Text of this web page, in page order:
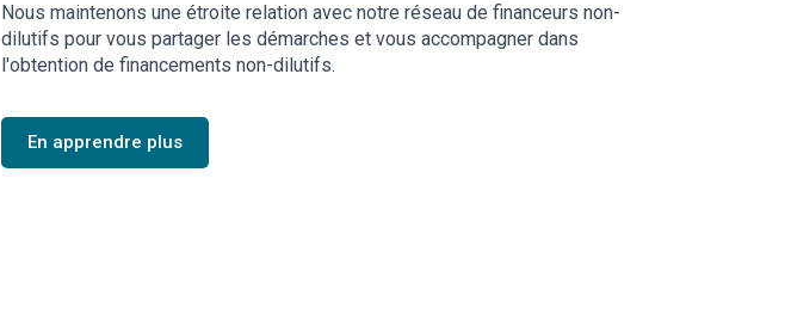
Nous maintenons une étroite relation avec notre réseau de financeurs non-
dilutifs pour vous partager les démarches et vous accompagner dans
l'obtention de financements non-dilutifs.
En apprendre plus